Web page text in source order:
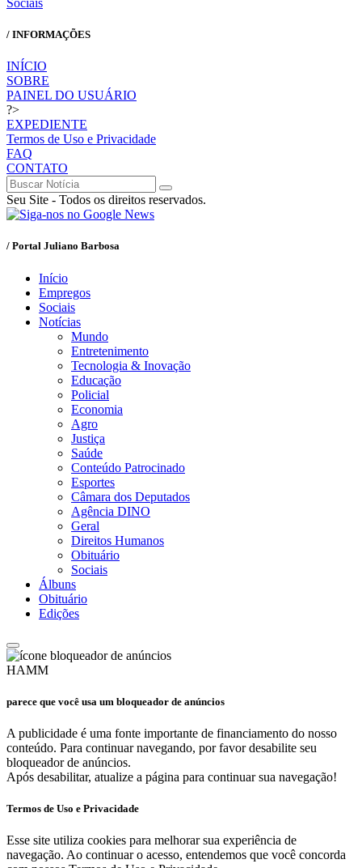
Sociais
/ INFORMAÇÕES
INÍCIO
SOBRE
PAINEL DO USUÁRIO
?>
EXPEDIENTE
Termos de Uso e Privacidade
FAQ
CONTATO
Seu Site - Todos os direitos reservados.
/ Portal Juliano Barbosa
Início
Empregos
Sociais
Notícias
Mundo
Entretenimento
Tecnologia & Inovação
Educação
Policial
Economia
Agro
Justiça
Saúde
Conteúdo Patrocinado
Esportes
Câmara dos Deputados
Agência DINO
Geral
Direitos Humanos
Obituário
Sociais
Álbuns
Obituário
Edições
HAMM
parece que você usa um bloqueador de anúncios
A publicidade é uma fonte importante de financiamento do nosso
conteúdo. Para continuar navegando, por favor desabilite seu
bloqueador de anúncios.
Após desabilitar, atualize a página para continuar sua navegação!
Termos de Uso e Privacidade
Esse site utiliza cookies para melhorar sua experiência de
navegação. Ao continuar o acesso, entendemos que você concorda